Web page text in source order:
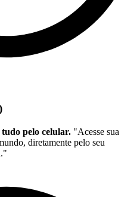
pelo celular. "Acesse sua
diretamente pelo seu